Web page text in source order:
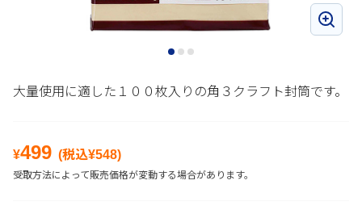
大量使用に適した１００枚入りの角３クラフト封筒です。
¥499 (税込¥548)
受取方法によって販売価格が変動する場合があります。